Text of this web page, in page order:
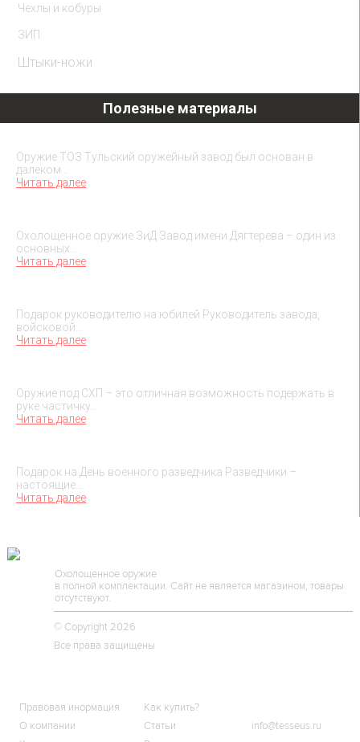
Чехлы и кобуры
ЗИП
Штыки-ножи
Полезные материалы
Оружие ТОЗ Тульский оружейный завод был основан в
далеком…
Читать далее
Охолощенное оружие ЗиД Завод имени Дягтерева – один из
основных…
Читать далее
Подарок руководителю на юбилей Руководитель завода,
войсковой…
Читать далее
Оружие под СХП – это отличная возможность подержать в
руке частичку…
Читать далее
Подарок на День военного разведчика Разведчики –
настоящие…
Читать далее
Охолощенное оружие
в полной комплектации. Сайт не является магазином, товары
отсутствуют.
© Copyright 2026
Все права защищены
Правовая инормация
О компании
Как купить?
Статьи
info@tesseus.ru